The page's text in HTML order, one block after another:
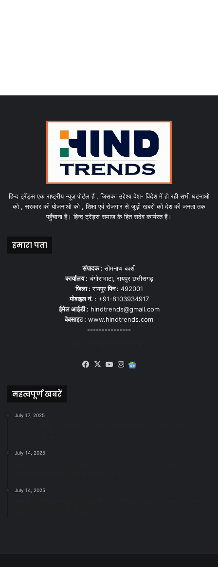
हिन्द ट्रेंड्स एक राष्ट्रीय न्यूज़ पोर्टल हैं , जिसका उद्देश्य देश- विदेश में हो रही सभी घटनाओ
को , सरकार की योजनाओ को , शिक्षा एवं रोजगार से जुड़ी खबरों को देश की जनता तक
पहुँचाना हैं। हिन्द ट्रेंड्स समाज के हित सदेव कार्यरत हैं।
हमारा पता
संपादक :सोमनाथ बक्शी
कार्यालय : चंगोराभाटा, रायपुर छत्तीसगढ़
जिला : रायपुरपिन : 492001
मोबाइल नं. : +91-8103934917
ईमेल आईडी : hindtrends@gmail.com
वेबसाइट : www.hindtrends.com
---------------
Facebook
X YouTubeInstagram
महत्वपूर्ण खबरें
July 17, 2025
July 14, 2025
July 14, 2025